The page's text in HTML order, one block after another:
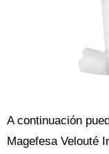
A continuación
Magefesa Velouté